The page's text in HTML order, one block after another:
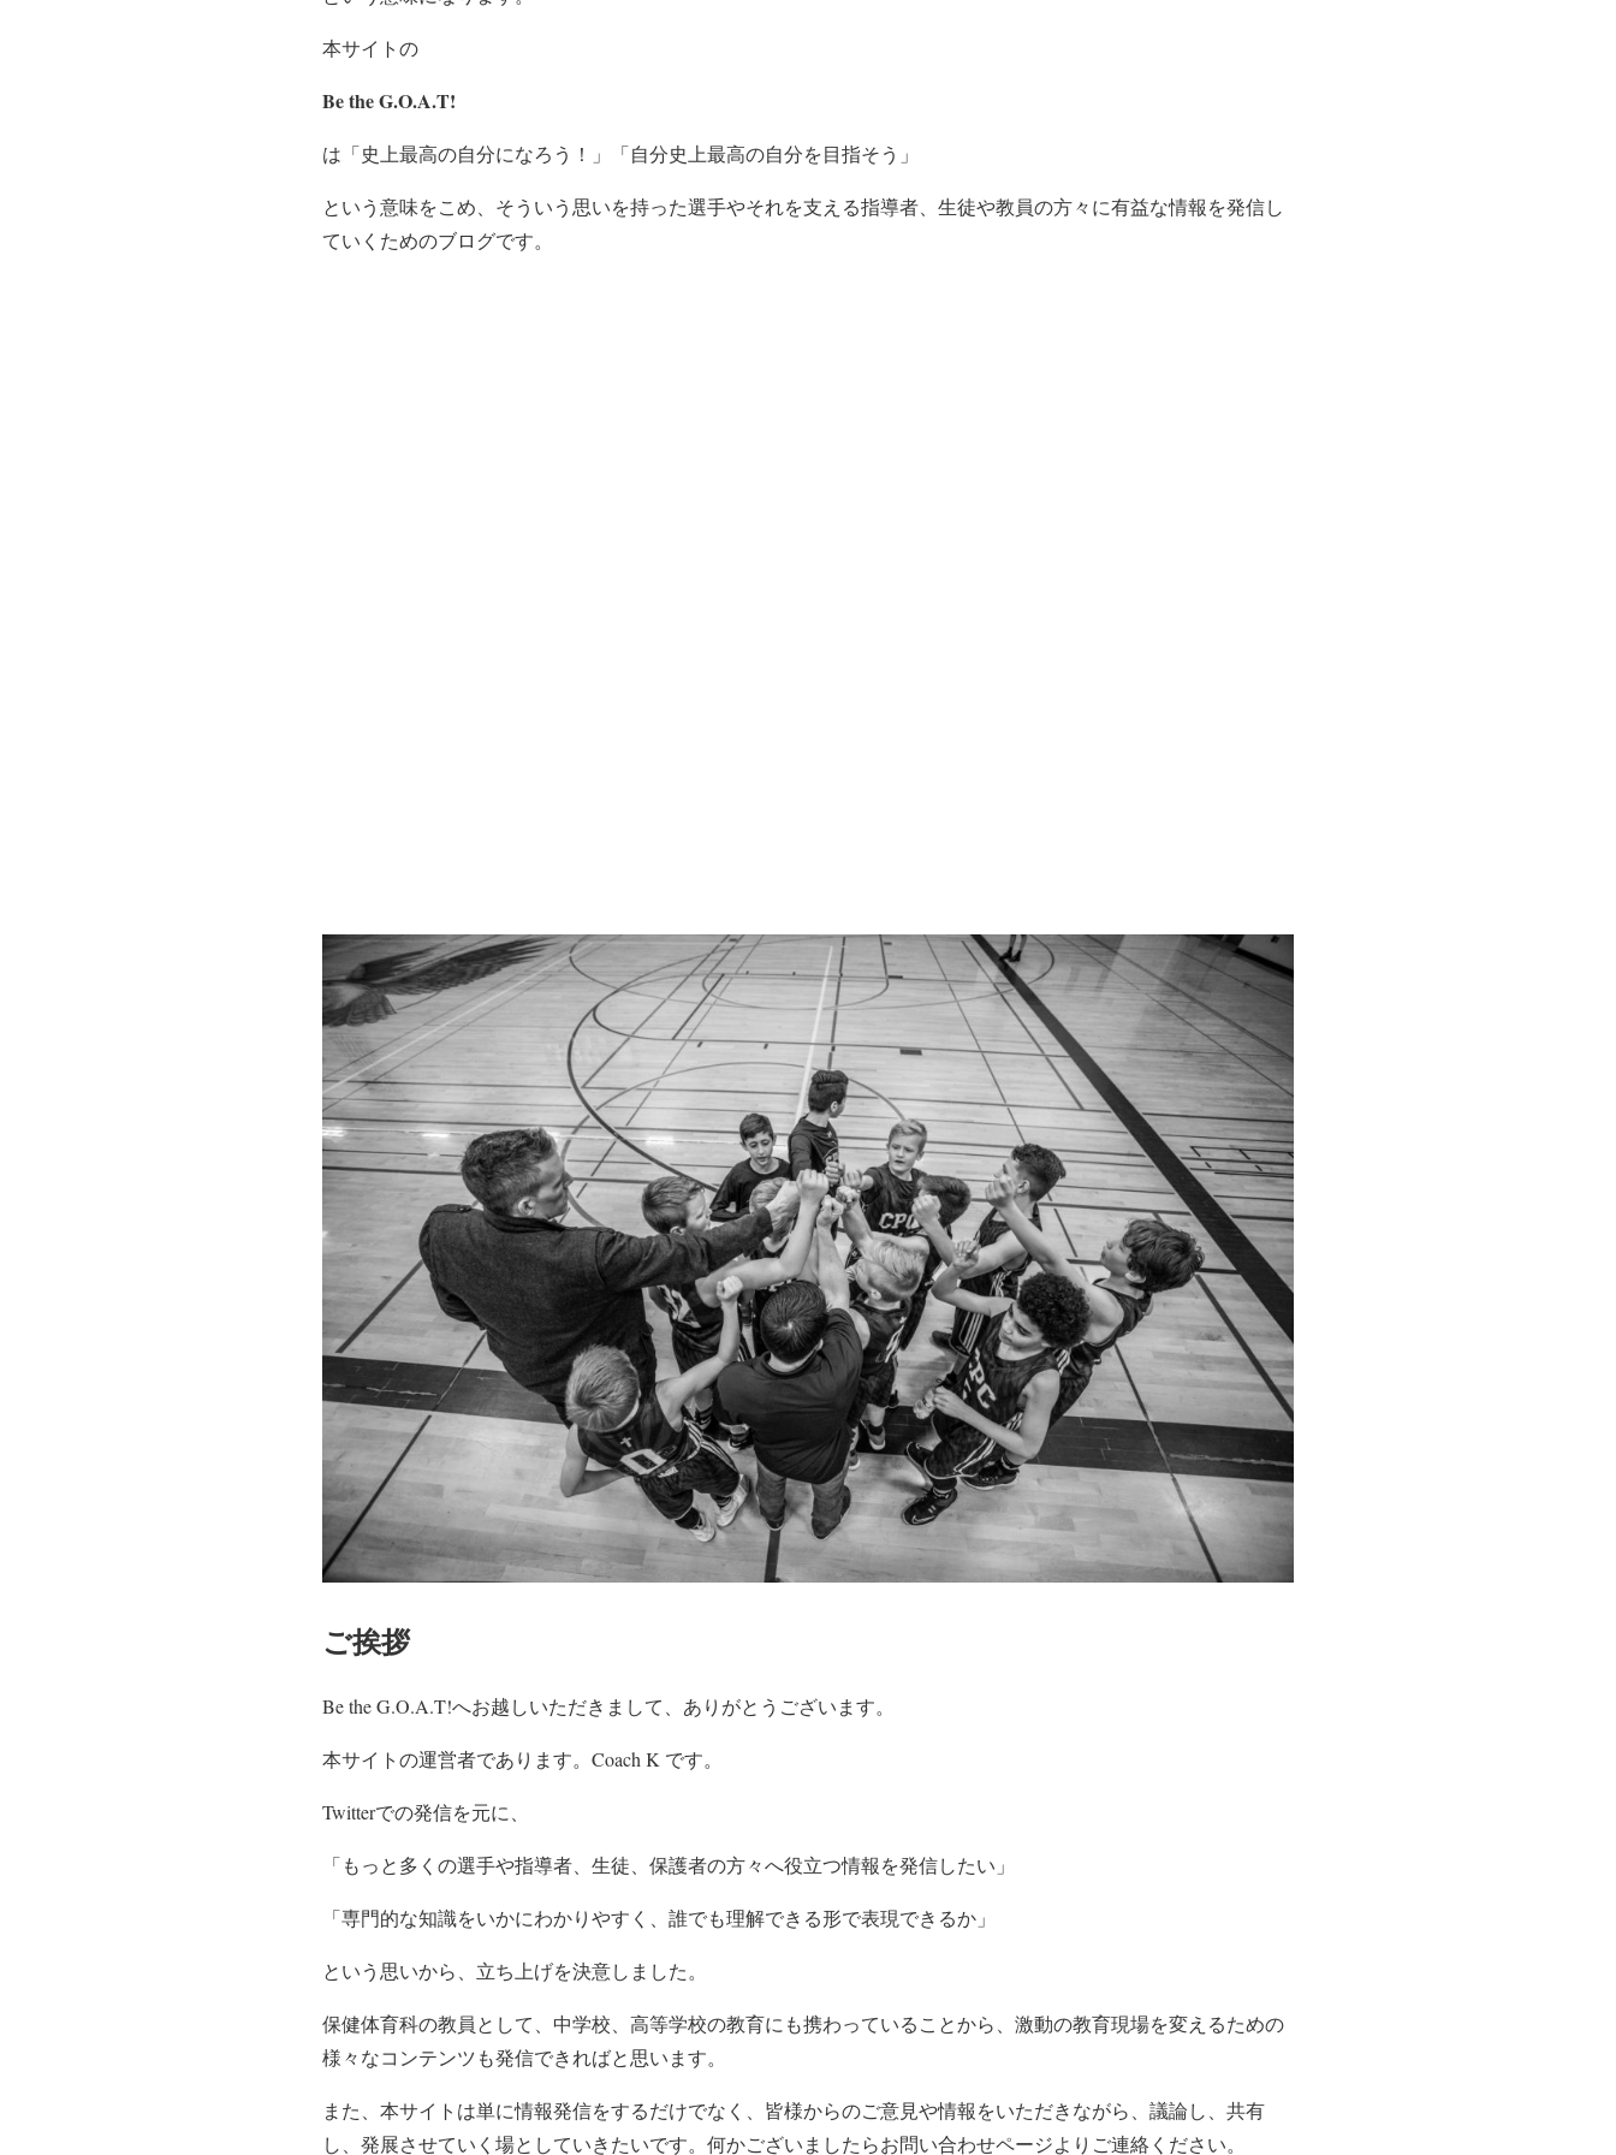
本サイトの
Be the G.O.A.T!
は「史上最高の自分になろう！」「自分史上最高の自分を目指そう」
という意味をこめ、そういう思いを持った選手やそれを支える指導者、生徒や教員の方々に有益な情報を発信し
ていくためのブログです。
ご挨拶
Be the G.O.A.T!へお越しいただきまして、ありがとうございます。
本サイトの運営者であります。Coach K です。
Twitterでの発信を元に、
「もっと多くの選手や指導者、生徒、保護者の方々へ役立つ情報を発信したい」
「専門的な知識をいかにわかりやすく、誰でも理解できる形で表現できるか」
という思いから、立ち上げを決意しました。
保健体育科の教員として、中学校、高等学校の教育にも携わっていることから、激動の教育現場を変えるための
様々なコンテンツも発信できればと思います。
また、本サイトは単に情報発信をするだけでなく、皆様からのご意見や情報をいただきながら、議論し、共有
し、発展させていく場としていきたいです。何かございましたらお問い合わせページよりご連絡ください。